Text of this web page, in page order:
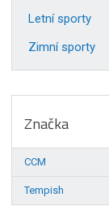
Letní sporty
Zimní sporty
Značka
CCM
Tempish